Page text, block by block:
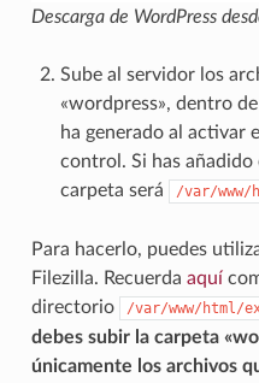
Descarga de WordPress
Sube al servidor los
«wordpress», dentro
ha generado al activar
control. Si has añadido
carpeta será
/var/www/
Para hacerlo, puedes
Filezilla. Recuerda aquí
directorio
/var/www/html/
debes subir la carpeta
únicamente los archivos